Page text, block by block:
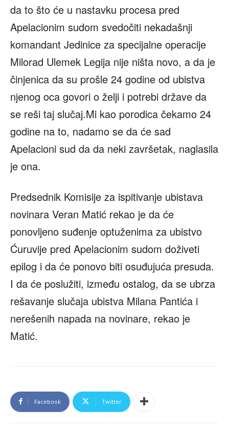
da to što će u nastavku procesa pred
Apelacionim sudom svedočiti nekadašnji
komandant Jedinice za specijalne operacije
Milorad Ulemek Legija nije ništa novo, a da je
činjenica da su prošle 24 godine od ubistva
njenog oca govori o želji i potrebi države da
se reši taj slučaj.Mi kao porodica čekamo 24
godine na to, nadamo se da će sad
Apelacioni sud da da neki završetak, naglasila
je ona.
Predsednik Komisije za ispitivanje ubistava
novinara Veran Matić rekao je da će
ponovljeno suđenje optuženima za ubistvo
Ćuruvije pred Apelacionim sudom doživeti
epilog i da će ponovo biti osuđujuća presuda.
I da će poslužiti, između ostalog, da se ubrza
rešavanje slučaja ubistva Milana Pantića i
nerešenih napada na novinare, rekao je
Matić.
Facebook Twitter